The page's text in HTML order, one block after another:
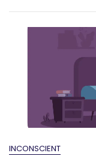
INCONSCIENT